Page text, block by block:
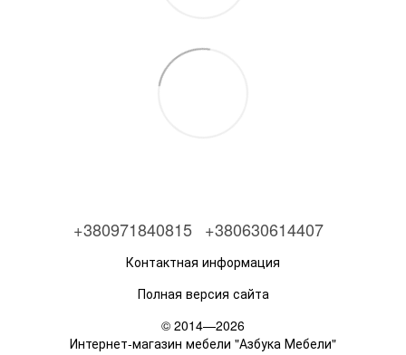
+380971840815 +380630614407
Контактная информация
Полная версия сайта
© 2014—2026
Интернет-магазин мебели "Азбука Мебели"